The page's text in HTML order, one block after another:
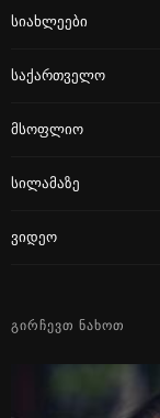
Სიახლეები
Საქართველო
Მსოფლიო
Სილამაზე
Ვიდეო
ᲒᲘᲠᲩᲔᲕᲗ ᲜᲐᲮᲝᲗ